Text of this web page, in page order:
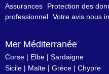
Assurances
Protection des
professionnel Votre avis nous
Mer Méditerranée
Corse | Elbe | Sardaigne
Sicile | Malte | Grèce | Chypre